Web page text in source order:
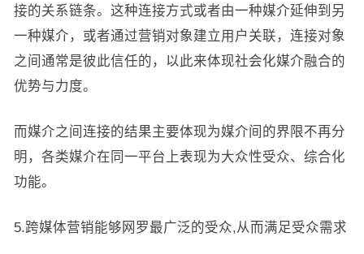
接的关系链条。这种连接方式或者由一种媒介延伸到另
一种媒介，或者通过营销对象建立用户关联，连接对象
之间通常是彼此信任的，以此来体现社会化媒介融合的
优势与力度。
而媒介之间连接的结果主要体现为媒介间的界限不再分
明，各类媒介在同一平台上表现为大众性受众、综合化
功能。
5.跨媒体营销能够网罗最广泛的受众,从而满足受众需求